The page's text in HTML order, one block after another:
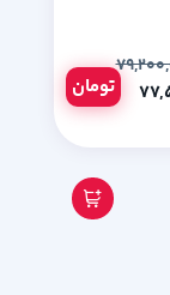
تومان